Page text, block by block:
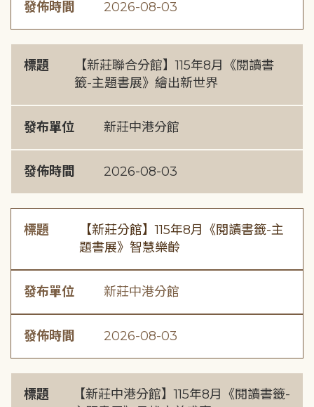
發佈時間 2026-08-03
標題
【新莊聯合分館】115年8月《閱讀書
籤-主題書展》繪出新世界
發布單位 新莊中港分館
發佈時間 2026-08-03
標題
【新莊分館】115年8月《閱讀書籤-主
題書展》智慧樂齡
發布單位 新莊中港分館
發佈時間 2026-08-03
標題
【新莊中港分館】115年8月《閱讀書籤-